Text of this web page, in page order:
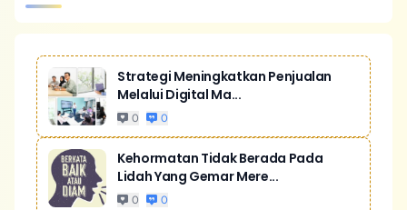
Strategi Meningkatkan Penjualan
Melalui Digital Ma...
0 0
Kehormatan Tidak Berada Pada
Lidah Yang Gemar Mere...
0 0